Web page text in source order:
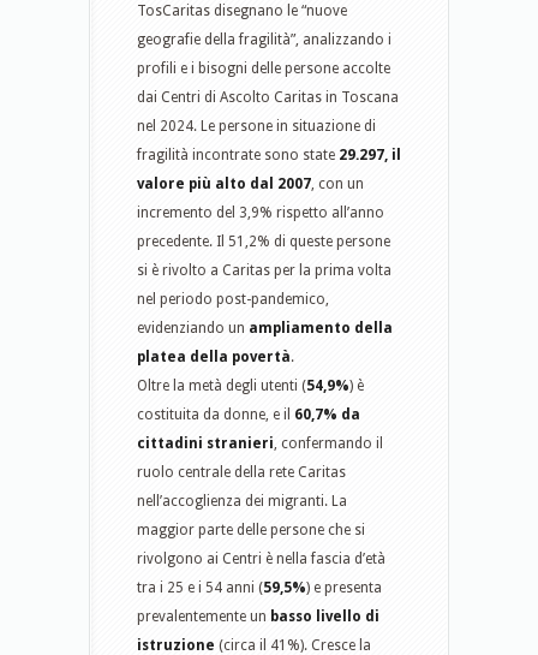
TosCaritas disegnano le “nuove
geografie della fragilità”, analizzando i
profili e i bisogni delle persone accolte
dai Centri di Ascolto Caritas in Toscana
nel 2024. Le persone in situazione di
fragilità incontrate sono state 29.297, il
valore più alto dal 2007, con un
incremento del 3,9% rispetto all’anno
precedente. Il 51,2% di queste persone
si è rivolto a Caritas per la prima volta
nel periodo post-pandemico,
evidenziando un ampliamento della
platea della povertà.
Oltre la metà degli utenti (54,9%) è
costituita da donne, e il 60,7% da
cittadini stranieri, confermando il
ruolo centrale della rete Caritas
nell’accoglienza dei migranti. La
maggior parte delle persone che si
rivolgono ai Centri è nella fascia d’età
tra i 25 e i 54 anni (59,5%) e presenta
prevalentemente un basso livello di
istruzione (circa il 41%). Cresce la